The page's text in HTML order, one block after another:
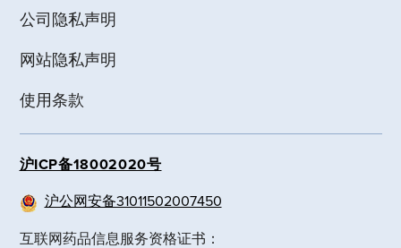
公司隐私声明
网站隐私声明
使用条款
沪ICP备18002020号
沪公网安备31011502007450
互联网药品信息服务资格证书：